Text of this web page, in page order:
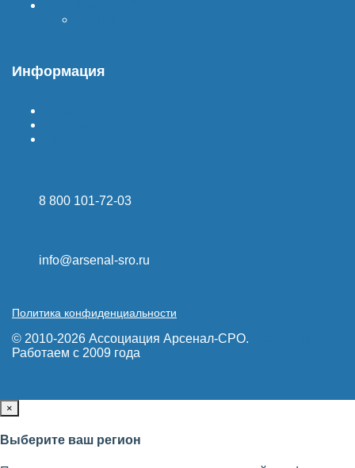
Политика конфиденциальности
Информация
8 800 101-72-03
info@arsenal-sro.ru
© 2010-2026 Ассоциация Арсенал-СРО.
Работаем с 2009 года
×
Выберите ваш регион